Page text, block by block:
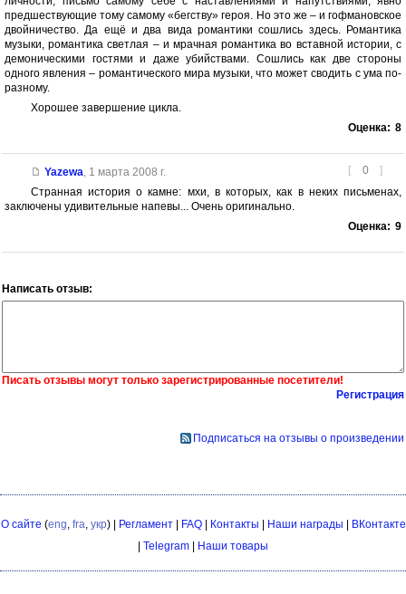
предшествующие тому самому «бегству» героя. Но это же – и гофмановское
двойничество. Да ещё и два вида романтики сошлись здесь. Романтика
музыки, романтика светлая – и мрачная романтика во вставной истории, с
демоническими гостями и даже убийствами. Сошлись как две стороны
одного явления – романтического мира музыки, что может сводить с ума по-
разному.
Хорошее завершение цикла.
Оценка: 8
[ 0 ]
Yazewa 1 марта 2008 г.
Странная история о камне: мхи, в которых, как в неких письменах,
заключены удивительные напевы... Очень оригинально.
Оценка: 9
Написать отзыв:
Писать отзывы могут только зарегистрированные посетители!
Регистрация
Подписаться на отзывы о произведении
О сайте (eng fra укр) | Регламент| FAQ| Контакты | Наши награды | ВКонтакте
| Telegram | Наши товары